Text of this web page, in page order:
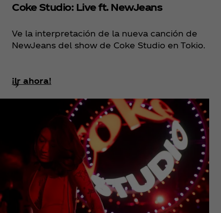
Coke Studio: Live ft. NewJeans
Ve la interpretación de la nueva canción de
NewJeans del show de Coke Studio en Tokio.
¡Ir ahora!